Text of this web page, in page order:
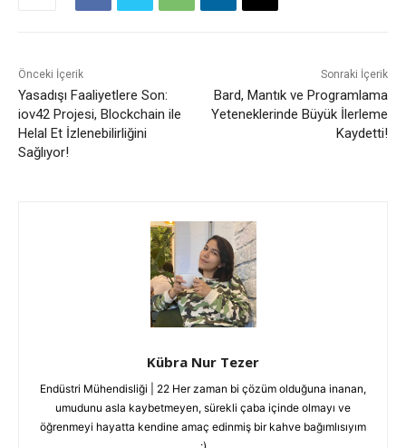
Önceki İçerik
Yasadışı Faaliyetlere Son:
iov42 Projesi, Blockchain ile
Helal Et İzlenebilirliğini
Sağlıyor!
Sonraki İçerik
Bard, Mantık ve Programlama
Yeteneklerinde Büyük İlerleme
Kaydetti!
Kübra Nur Tezer
Endüstri Mühendisliği | 22 Her zaman bi çözüm olduğuna inanan,
umudunu asla kaybetmeyen, sürekli çaba içinde olmayı ve
öğrenmeyi hayatta kendine amaç edinmiş bir kahve bağımlısıyım